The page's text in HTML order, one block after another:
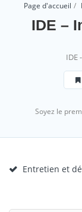
Page d'accueil
IDE –
IDE
Soyez le
Entretien et